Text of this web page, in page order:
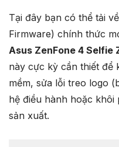
Tại đây bạn có thể tải
Firmware) chính thức
Asus ZenFone 4 Selfie
này cực kỳ cần thiết để
mềm, sửa lỗi treo logo
hệ điều hành hoặc khôi
sản xuất.